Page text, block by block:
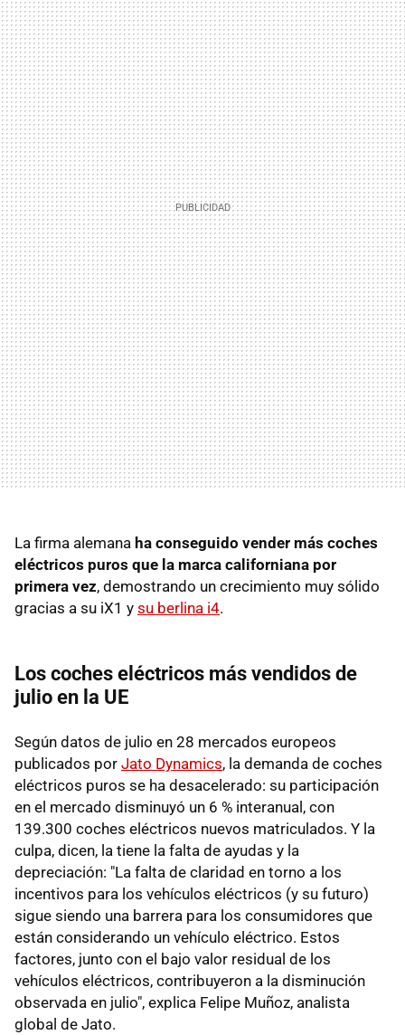
La firma alemana ha conseguido vender más coches
eléctricos puros que la marca californiana por
primera vez, demostrando un crecimiento muy sólido
gracias a su iX1 y su berlina i4.
Los coches eléctricos más vendidos de
julio en la UE
Según datos de julio en 28 mercados europeos
publicados por Jato Dynamics, la demanda de coches
eléctricos puros se ha desacelerado: su participación
en el mercado disminuyó un 6 % interanual, con
139.300 coches eléctricos nuevos matriculados. Y la
culpa, dicen, la tiene la falta de ayudas y la
depreciación: "La falta de claridad en torno a los
incentivos para los vehículos eléctricos (y su futuro)
sigue siendo una barrera para los consumidores que
están considerando un vehículo eléctrico. Estos
factores, junto con el bajo valor residual de los
vehículos eléctricos, contribuyeron a la disminución
observada en julio", explica Felipe Muñoz, analista
global de Jato.